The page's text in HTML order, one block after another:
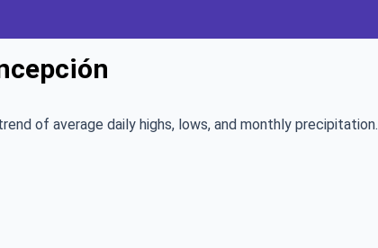
of average daily highs, lows, and monthly precipitation.